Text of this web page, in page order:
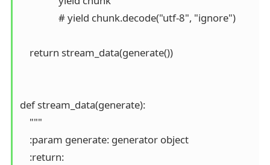
                # yield chunk.decode("utf-8", "ignore")
    return stream_data(generate())
def stream_data(generate):
    """
    :param generate: generator object
    :return: